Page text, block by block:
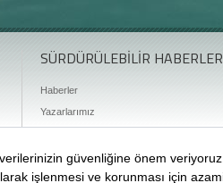
SÜRDÜRÜLEBİLİR HABERLER
Haberler
Yazarlarımız
Sürdürülebilirlik Kütüphanesi
Karbon Sayacı